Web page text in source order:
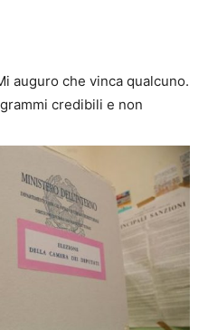
auguro che vinca qualcuno.
credibili e non